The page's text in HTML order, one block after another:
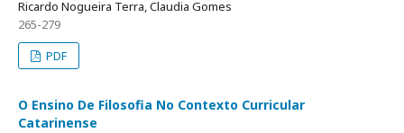
Ricardo Nogueira Terra, Claudia Gomes
265-279
PDF
O Ensino De Filosofia No Contexto Curricular
Catarinense